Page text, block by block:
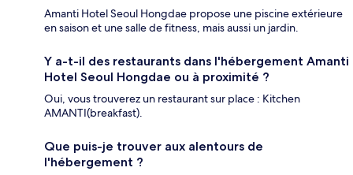
Amanti Hotel Seoul Hongdae propose une piscine extérieure
en saison et une salle de fitness, mais aussi un jardin.
Y a-t-il des restaurants dans l'hébergement Amanti
Hotel Seoul Hongdae ou à proximité ?
Oui, vous trouverez un restaurant sur place : Kitchen
AMANTI(breakfast).
Que puis-je trouver aux alentours de
l'hébergement ?